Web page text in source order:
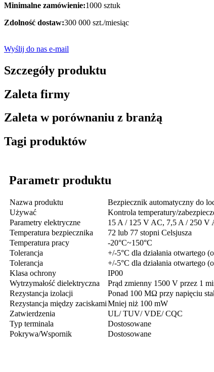
Minimalne zamówienie:1000 sztuk
Zdolność dostaw:300 000 szt./miesiąc
Wyślij do nas e-mail
Szczegóły produktu
Zaleta firmy
Zaleta w porównaniu z branżą
Tagi produktów
Parametr produktu
Nazwa produktu
Bezpiecznik automatyczny do
Używać
Kontrola temperatury/
Parametry elektryczne
15 A / 125 V AC, 7,5 A / 250 V
Temperatura bezpiecznika
72 lub 77 stopni Celsjusza
Temperatura pracy
-20°C~150°C
Tolerancja
+/-5°C dla działania otwartego
Tolerancja
+/-5°C dla działania otwartego
Klasa ochrony
IP00
Wytrzymałość dielektryczna
Prąd zmienny 1500 V przez 1
Rezystancja izolacji
Ponad 100 MΩ przy napięciu
Rezystancja między zaciskamiMniej niż 100 mW
Zatwierdzenia
UL/ TUV/ VDE/ CQC
Typ terminala
Dostosowane
Pokrywa/Wspornik
Dostosowane